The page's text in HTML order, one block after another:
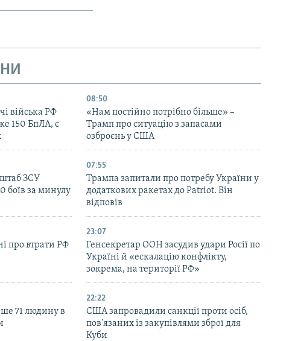
війська РФ
150 БпЛА, є
08:50
«Нам постійно потрібно більше» –
Трамп про ситуацію з запасами
озброєнь у США
ЗСУ
боїв за минулу
07:55
Трампа запитали про потребу України у
додаткових ракетах до Patriot. Він
відповів
про втрати РФ
23:07
Генсекретар ООН засудив удари Росії по
Україні й «ескалацію конфлікту,
зокрема, на території РФ»
71 людину в
22:22
США запровадили санкції проти осіб,
пов’язаних із закупівлями зброї для
Куби